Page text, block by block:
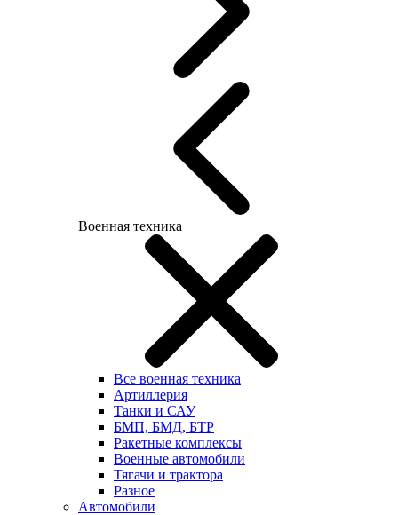
Военная техника
Все военная техника
Артиллерия
Танки и САУ
БМП, БМД, БТР
Ракетные комплексы
Военные автомобили
Тягачи и трактора
Разное
Автомобили